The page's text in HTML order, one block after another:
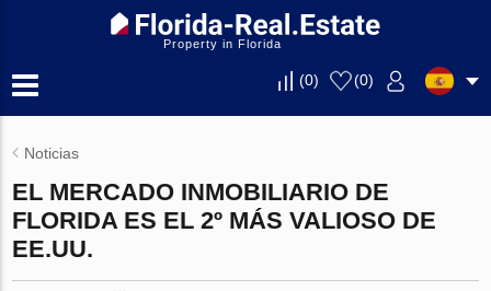
Property in Florida
(0) (0)
Noticias
EL MERCADO INMOBILIARIO DE
FLORIDA ES EL 2º MÁS VALIOSO DE
EE.UU.